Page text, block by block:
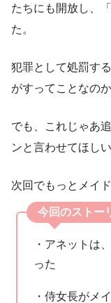
たちにも開放し、
た。
犯罪として処罰す
がすってことなのか
でも、これじゃあ
ンと言わせてほし
次回でもっとメイ
今回のストー
・アネットは
った
・侍女長がメ